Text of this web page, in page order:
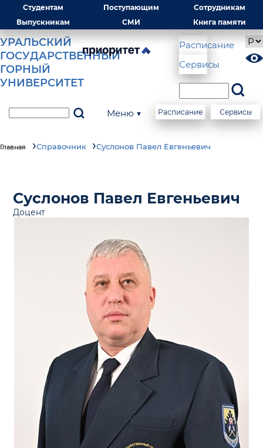
Студентам Поступающим
Сотрудникам
Выпускникам
СМИ Книга памяти
УРАЛЬСКИЙ
ГОСУДАРСТВЕННЫЙ
ГОРНЫЙ
УНИВЕРСИТЕТ
Расписание
Сервисы
Меню ▼ Расписание Сервисы
Главная Справочник Суслонов Павел Евгеньевич
Суслонов Павел Евгеньевич
Доцент